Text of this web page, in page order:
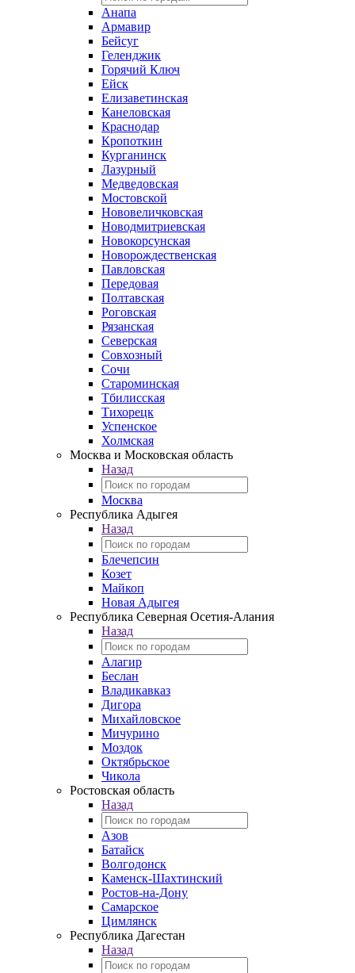
Анапа
Армавир
Бейсуг
Геленджик
Горячий Ключ
Ейск
Елизаветинская
Канеловская
Краснодар
Кропоткин
Курганинск
Лазурный
Медведовская
Мостовской
Нововеличковская
Новодмитриевская
Новокорсунская
Новорождественская
Павловская
Передовая
Полтавская
Роговская
Рязанская
Северская
Совхозный
Сочи
Староминская
Тбилисская
Тихорецк
Успенское
Холмская
Москва и Московская область
Назад
Москва
Республика Адыгея
Назад
Блечепсин
Козет
Майкоп
Новая Адыгея
Республика Северная Осетия-Алания
Назад
Алагир
Беслан
Владикавказ
Дигора
Михайловское
Мичурино
Моздок
Октябрьское
Чикола
Ростовская область
Назад
Азов
Батайск
Волгодонск
Каменск-Шахтинский
Ростов-на-Дону
Самарское
Цимлянск
Республика Дагестан
Назад